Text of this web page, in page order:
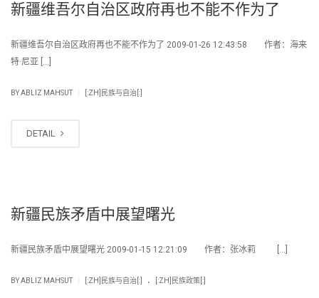
新疆维吾尔自治区政府再也不能不作为了
新疆维吾尔自治区政府再也不能不作为了 2009-01-26 12:43:58 作者：海来
特·尼亚 […]
BYABLIZ MAHSUT [:ZH]民族与自治[:]
DETAIL
新疆民族矛盾中展望曙光
新疆民族矛盾中展望曙光 2009-01-15 12:21:09 作者：张冰莉 […]
BYABLIZ MAHSUT [:ZH]民族与自治[:] . [:ZH]民族政策[:]